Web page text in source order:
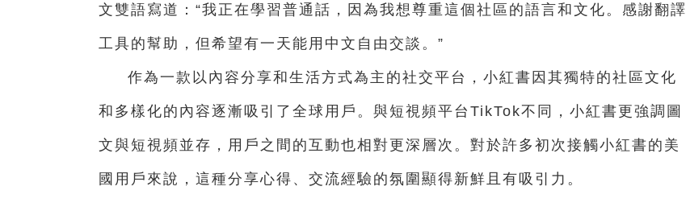
文雙語寫道：“我正在學習普通話，因為我想尊重這個社區的語言和文化。感謝翻譯
工具的幫助，但希望有一天能用中文自由交談。”
作為一款以內容分享和生活方式為主的社交平台，小紅書因其獨特的社區文化
和多樣化的內容逐漸吸引了全球用戶。與短視頻平台TikTok不同，小紅書更強調圖
文與短視頻並存，用戶之間的互動也相對更深層次。對於許多初次接觸小紅書的美
國用戶來說，這種分享心得、交流經驗的氛圍顯得新鮮且有吸引力。